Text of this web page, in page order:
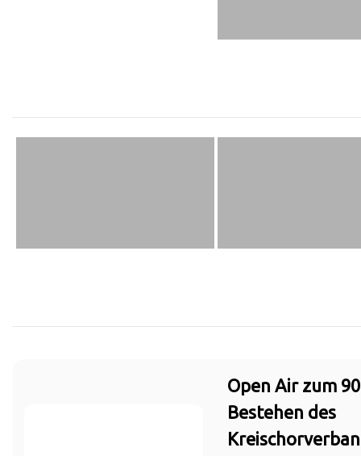
Open Air zum
Bestehen des